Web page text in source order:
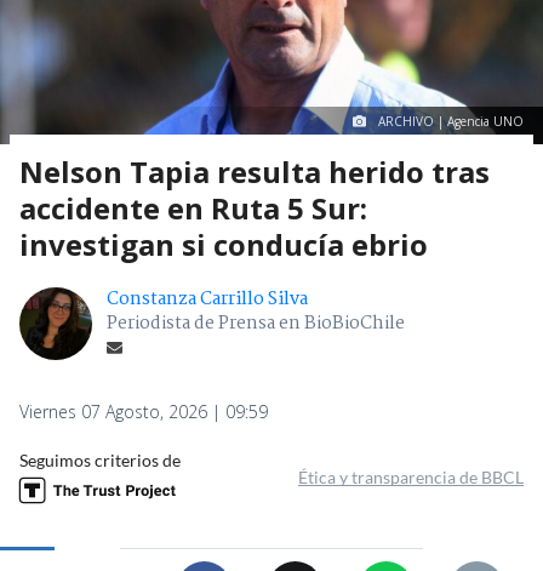
ARCHIVO | Agencia UNO
Nelson Tapia resulta herido tras
accidente en Ruta 5 Sur:
investigan si conducía ebrio
Constanza Carrillo Silva
Periodista de Prensa en BioBioChile
Viernes 07 Agosto, 2026 | 09:59
Seguimos criterios de
Ética y transparencia de BBCL